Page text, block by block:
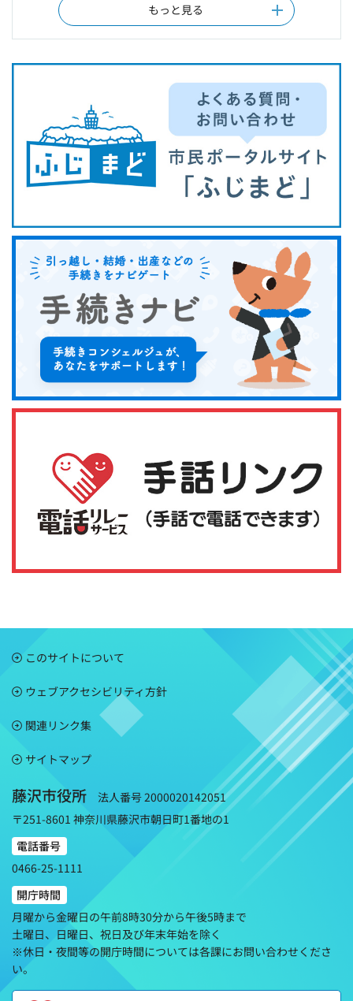
もっと見る
このサイトについて
ウェブアクセシビリティ方針
関連リンク集
サイトマップ
藤沢市役所
法人番号 2000020142051
〒251-8601 神奈川県藤沢市朝日町1番地の1
電話番号
0466-25-1111
開庁時間
月曜から金曜日の午前8時30分から午後5時まで
土曜日、日曜日、祝日及び年末年始を除く
※休日・夜間等の開庁時間については各課にお問い合わせくださ
い。